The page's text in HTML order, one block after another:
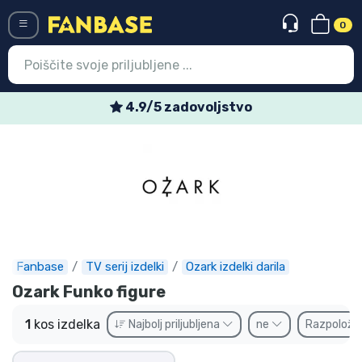
0
4.9/5 zadovoljstvo
Fanbase TV serij izdelki Ozark izdelki darila
Ozark Funko figure
1 kos izdelka Najbolj priljubljena ne
Najnovejsi izdelki
Ekspresna dostava
Prednaročila
Outlet izdelki